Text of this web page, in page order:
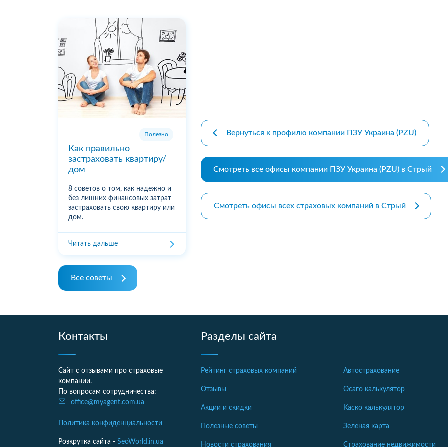
Полезно
Как правильно
застраховать квартиру/
дом
8 советов о том, как надежно и
без лишних финансовых затрат
застраховать свою квартиру или
дом.
Читать дальше
Все советы
Вернуться к профилю компании ПЗУ Украина (PZU)
Смотреть все офисы компании ПЗУ Украина (PZU) в Стрый
Смотреть офисы всех страховых компаний в Стрый
Контакты
Сайт с отзывами про страховые
компании.
По вопросам сотрудничества:
office@myagent.com.ua
Политика конфиденциальности
Розкрутка сайта - SeoWorld.in.ua
Разделы сайта
Рейтинг страховых компаний
Отзывы
Акции и скидки
Полезные советы
Новости страхования
Автострахование
Осаго калькулятор
Каско калькулятор
Зеленая карта
Страхование недвижимости